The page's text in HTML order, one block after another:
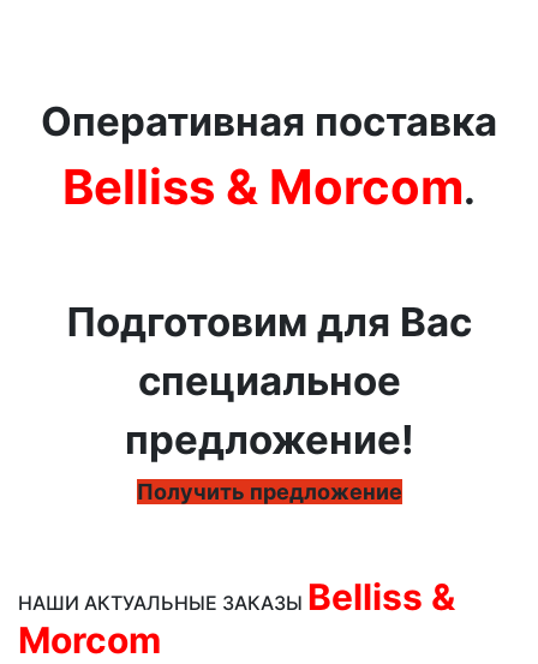
Оперативная поставка
Belliss & Morcom.
Подготовим для Вас
специальное
предложение!
Получить предложение
НАШИ АКТУАЛЬНЫЕ ЗАКАЗЫ Belliss &
Morcom